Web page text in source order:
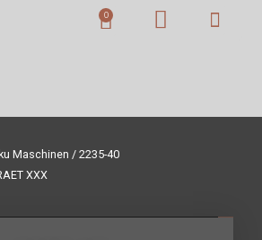
Maschinen / 2235-40
XXX